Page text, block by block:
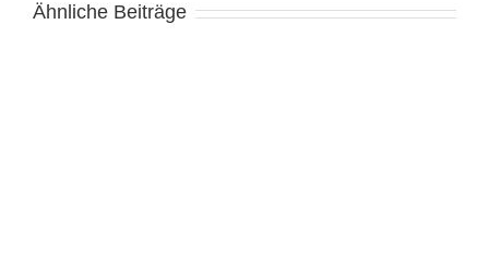
Ähnliche Beiträge